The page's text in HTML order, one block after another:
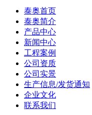
泰奥首页
泰奥简介
产品中心
新闻中心
工程案例
公司资质
公司实景
生产信息/发货通知
企业文化
联系我们